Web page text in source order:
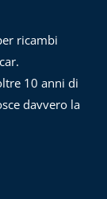
ricambi
10 anni di
davvero la